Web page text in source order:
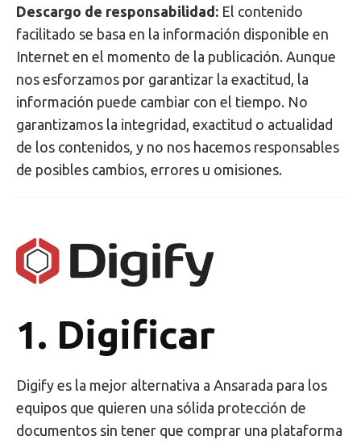
Descargo de responsabilidad: El contenido
facilitado se basa en la información disponible en
Internet en el momento de la publicación. Aunque
nos esforzamos por garantizar la exactitud, la
información puede cambiar con el tiempo. No
garantizamos la integridad, exactitud o actualidad
de los contenidos, y no nos hacemos responsables
de posibles cambios, errores u omisiones.
1. Digificar
Digify es la mejor alternativa a Ansarada para los
equipos que quieren una sólida protección de
documentos sin tener que comprar una plataforma